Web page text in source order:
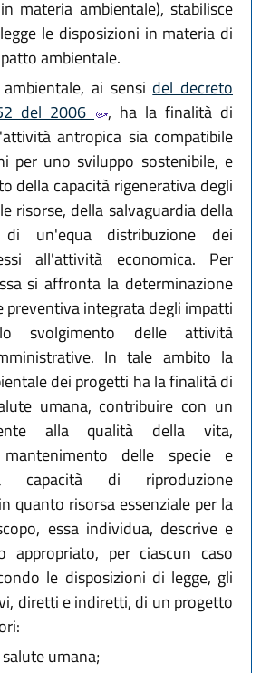
materia ambientale), stabilisce
le disposizioni in materia di
ambientale.
ai sensi del decreto
del 2006
, ha la finalità di
antropica sia compatibile
per uno sviluppo sostenibile, e
della capacità rigenerativa degli
risorse, della salvaguardia della
un'equa distribuzione dei
all'attività economica. Per
si affronta la determinazione
preventiva integrata degli impatti
svolgimento delle attività
In tale ambito la
dei progetti ha la finalità di
umana, contribuire con un
alla qualità della vita,
delle specie e
capacità di riproduzione
quanto risorsa essenziale per la
essa individua, descrive e
appropriato, per ciascun caso
le disposizioni di legge, gli
diretti e indiretti, di un progetto
umana;